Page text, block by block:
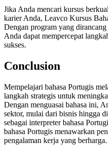
Jika Anda mencari kursus
karier Anda, Leavco Kursus
Dengan program yang
Anda dapat mempercepat
sukses.
Conclusion
Mempelajari bahasa Portugis
langkah strategis untuk
Dengan menguasai bahasa ini,
sektor, mulai dari bisnis hingga
sebagai interpreter bahasa
bahasa Portugis menawarkan
pengalaman kerja yang berharga.